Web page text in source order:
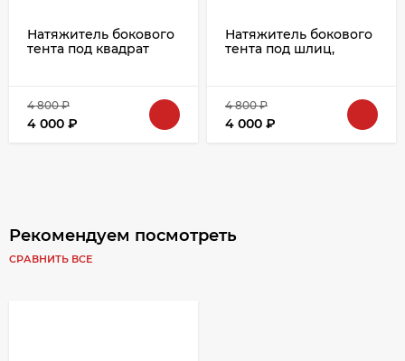
Натяжитель бокового
тента под квадрат
4 800₽
4 000 ₽
Натяжитель бокового
тента под шлиц,
4 800₽
4 000 ₽
Рекомендуем посмотреть
СРАВНИТЬ ВСЕ